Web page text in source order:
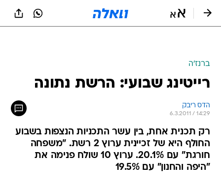
ברנז'ה
רייטינג שבועי: הרשת נתונה
הדס ריבק
6.3.2011 / 14:29
רק תכנית אחת, בין עשר התכניות הנצפות בשבוע
החולף היא של זכיינית ערוץ 2 רשת. "משפחה
חורגת" עם 20.1%. ערוץ 10 שולח פנימה את
"היפה והחנון" עם 19.5%